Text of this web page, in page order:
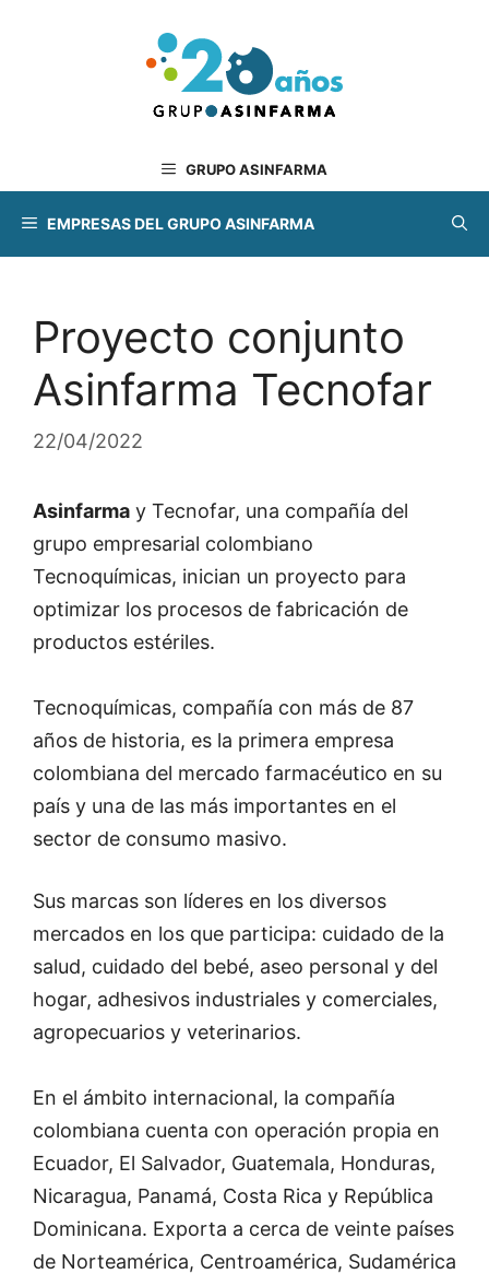
GRUPO ASINFARMA
EMPRESAS DEL GRUPO ASINFARMA
Proyecto conjunto
Asinfarma Tecnofar
22/04/2022
Asinfarma y Tecnofar, una compañía del
grupo empresarial colombiano
Tecnoquímicas, inician un proyecto para
optimizar los procesos de fabricación de
productos estériles.
Tecnoquímicas, compañía con más de 87
años de historia, es la primera empresa
colombiana del mercado farmacéutico en su
país y una de las más importantes en el
sector de consumo masivo.
Sus marcas son líderes en los diversos
mercados en los que participa: cuidado de la
salud, cuidado del bebé, aseo personal y del
hogar, adhesivos industriales y comerciales,
agropecuarios y veterinarios.
En el ámbito internacional, la compañía
colombiana cuenta con operación propia en
Ecuador, El Salvador, Guatemala, Honduras,
Nicaragua, Panamá, Costa Rica y República
Dominicana. Exporta a cerca de veinte países
de Norteamérica, Centroamérica, Sudamérica